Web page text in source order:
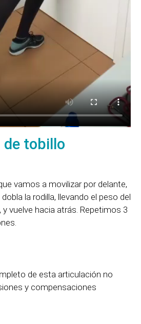
de tobillo
vamos a movilizar por delante,
la rodilla, llevando el peso del
y vuelve hacia atrás. Repetimos 3
de esta articulación no
y compensaciones